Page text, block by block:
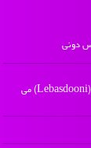
دونی
lebasdooni.ir - مالکیت معنوی سایت لباس دونی متعلق به مالک آن (Lebasdooni) می